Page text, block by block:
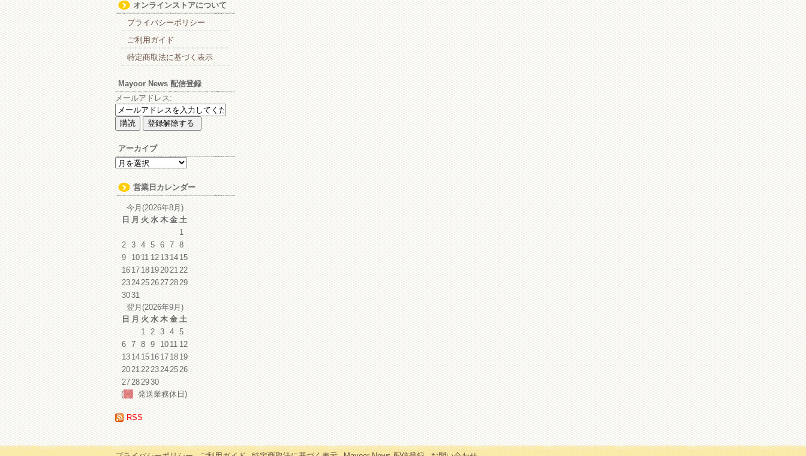
オンラインストアについて
プライバシーポリシー
ご利用ガイド
特定商取法に基づく表示
Mayoor News 配信登録
メールアドレス:
アーカイブ
ア
ー
カ
イ
ブ
営業日カレンダー
今月(2026年8月)
日 月 火 水 木 金 土
1
2 3 4 5 6 7 8
9
10 11 12 13 14 15
16 17 18 19202122
23242526272829
3031
翌月(2026年9月)
日 月 火 水 木 金 土
1 2 3 4 5
6 7 8 9 10 11 12
13 14 15 16 17 18 19
20212223242526
27282930
(
発送業務休日)
RSS